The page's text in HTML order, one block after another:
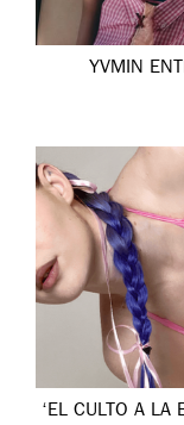
YVMIN
‘EL CULTO A LA